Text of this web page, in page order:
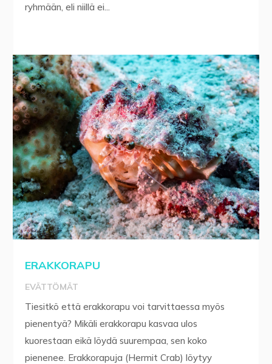
ryhmään, eli niillä ei...
ERAKKORAPU
EVÄTTÖMÄT
Tiesitkö että erakkorapu voi tarvittaessa myös
pienentyä? Mikäli erakkorapu kasvaa ulos
kuorestaan eikä löydä suurempaa, sen koko
pienenee. Erakkorapuja (Hermit Crab) löytyy